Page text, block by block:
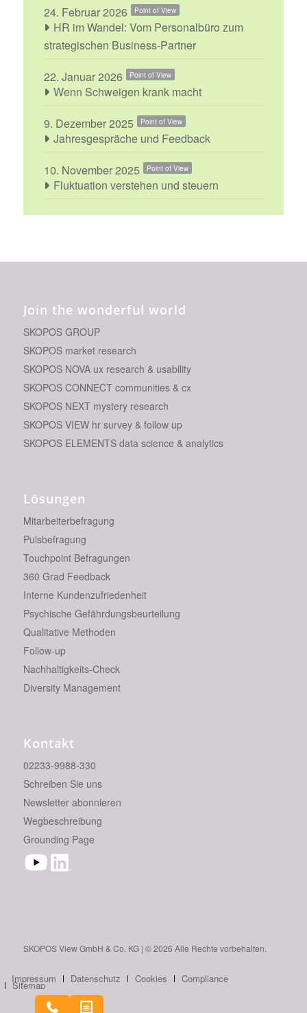
24. Februar 2026
Point of View
HR im Wandel: Vom Personalbüro zum
strategischen Business-Partner
22. Januar 2026
Point of View
Wenn Schweigen krank macht
9. Dezember 2025
Point of View
Jahresgespräche und Feedback
10. November 2025
Point of View
Fluktuation verstehen und steuern
Join the wonderful world
SKOPOS GROUP
SKOPOS market research
SKOPOS NOVA ux research & usability
SKOPOS CONNECT communities & cx
SKOPOS NEXT mystery research
SKOPOS VIEW hr survey & follow up
SKOPOS ELEMENTS data science & analytics
Lösungen
Mitarbeiterbefragung
Pulsbefragung
Touchpoint Befragungen
360 Grad Feedback
Interne Kundenzufriedenheit
Psychische Gefährdungsbeurteilung
Qualitative Methoden
Follow-up
Nachhaltigkeits-Check
Diversity Management
Kontakt
02233-9988-330
Schreiben Sie uns
Newsletter abonnieren
Wegbeschreibung
Grounding Page
SKO­POS View GmbH & Co. KG | © 2026 Alle Rech­te vor­be­hal­ten.
Impressum Datenschutz Cookies Compliance
Sitemap